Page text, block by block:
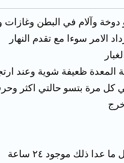
وآلام في البطن وغازات
سوءا مع تقدم النهار
المعدة ظعيفة شوية وعند
ذلك موجود ٢٤ ساعة